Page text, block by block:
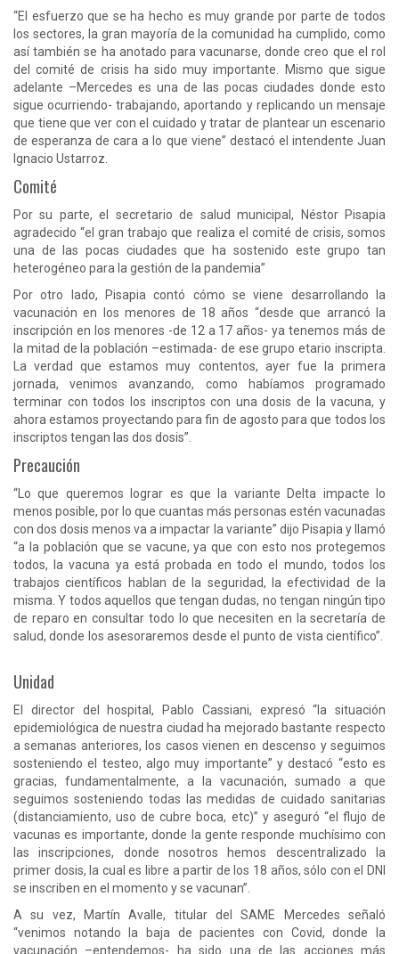
“El esfuerzo que se ha hecho es muy grande por parte de todos
los sectores, la gran mayoría de la comunidad ha cumplido, como
así también se ha anotado para vacunarse, donde creo que el rol
del comité de crisis ha sido muy importante. Mismo que sigue
adelante –Mercedes es una de las pocas ciudades donde esto
sigue ocurriendo- trabajando, aportando y replicando un mensaje
que tiene que ver con el cuidado y tratar de plantear un escenario
de esperanza de cara a lo que viene” destacó el intendente Juan
Ignacio Ustarroz.
Comité
Por su parte, el secretario de salud municipal, Néstor Pisapia
agradecido “el gran trabajo que realiza el comité de crisis, somos
una de las pocas ciudades que ha sostenido este grupo tan
heterogéneo para la gestión de la pandemia”
Por otro lado, Pisapia contó cómo se viene desarrollando la
vacunación en los menores de 18 años “desde que arrancó la
inscripción en los menores -de 12 a 17 años- ya tenemos más de
la mitad de la población –estimada- de ese grupo etario inscripta.
La verdad que estamos muy contentos, ayer fue la primera
jornada, venimos avanzando, como habíamos programado
terminar con todos los inscriptos con una dosis de la vacuna, y
ahora estamos proyectando para fin de agosto para que todos los
inscriptos tengan las dos dosis”.
Precaución
“Lo que queremos lograr es que la variante Delta impacte lo
menos posible, por lo que cuantas más personas estén vacunadas
con dos dosis menos va a impactar la variante” dijo Pisapia y llamó
“a la población que se vacune, ya que con esto nos protegemos
todos, la vacuna ya está probada en todo el mundo, todos los
trabajos científicos hablan de la seguridad, la efectividad de la
misma. Y todos aquellos que tengan dudas, no tengan ningún tipo
de reparo en consultar todo lo que necesiten en la secretaría de
salud, donde los asesoraremos desde el punto de vista científico”.
Unidad
El director del hospital, Pablo Cassiani, expresó “la situación
epidemiológica de nuestra ciudad ha mejorado bastante respecto
a semanas anteriores, los casos vienen en descenso y seguimos
sosteniendo el testeo, algo muy importante” y destacó “esto es
gracias, fundamentalmente, a la vacunación, sumado a que
seguimos sosteniendo todas las medidas de cuidado sanitarias
(distanciamiento, uso de cubre boca, etc)” y aseguró “el flujo de
vacunas es importante, donde la gente responde muchísimo con
las inscripciones, donde nosotros hemos descentralizado la
primer dosis, la cual es libre a partir de los 18 años, sólo con el DNI
se inscriben en el momento y se vacunan”.
A su vez, Martín Avalle, titular del SAME Mercedes señaló
“venimos notando la baja de pacientes con Covid, donde la
vacunación –entendemos- ha sido una de las acciones más